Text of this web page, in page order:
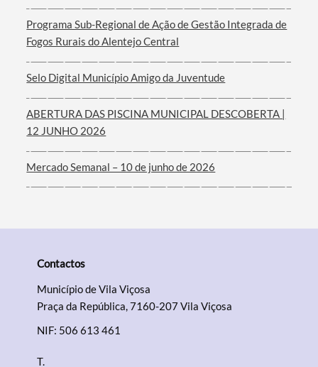
Categorias gerais
Filtros
Programa Sub-Regional de Ação de Gestão Integrada de
Fogos Rurais do Alentejo Central
Selo Digital Município Amigo da Juventude
ABERTURA DAS PISCINA MUNICIPAL DESCOBERTA |
12 JUNHO 2026
Mercado Semanal – 10 de junho de 2026
Contactos
Município de Vila Viçosa
Praça da República, 7160-207 Vila Viçosa
NIF: 506 613 461
T.